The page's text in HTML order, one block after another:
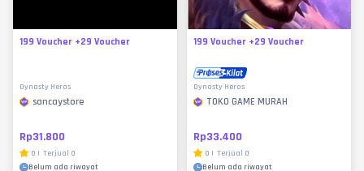
199 Voucher +29 Voucher
Dynasty Heros
sancaystore
Rp31.800
0 | Terjual 0
Belum ada riwayat
199 Voucher +29 Voucher
Dynasty Heros
TOKO GAME MURAH
Rp33.400
0 | Terjual 0
Belum ada riwayat